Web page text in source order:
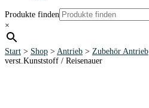
Produkte finden
×
Start > Shop > Antrieb > Zubehör Antrieb
verst.Kunststoff / Reisenauer